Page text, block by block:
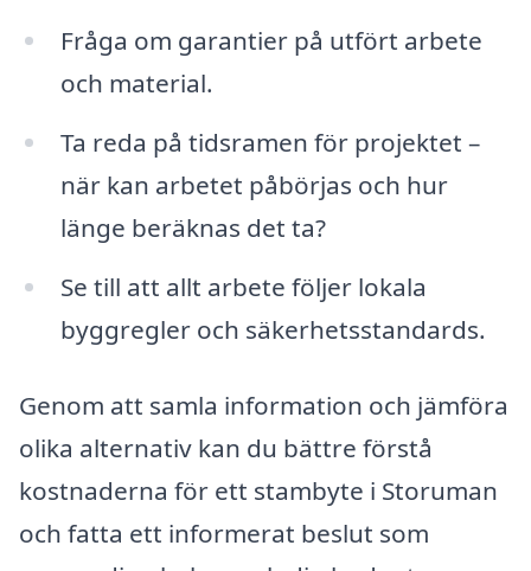
Fråga om garantier på utfört arbete
och material.
Ta reda på tidsramen för projektet –
när kan arbetet påbörjas och hur
länge beräknas det ta?
Se till att allt arbete följer lokala
byggregler och säkerhetsstandards.
Genom att samla information och jämföra
olika alternativ kan du bättre förstå
kostnaderna för ett stambyte i Storuman
och fatta ett informerat beslut som